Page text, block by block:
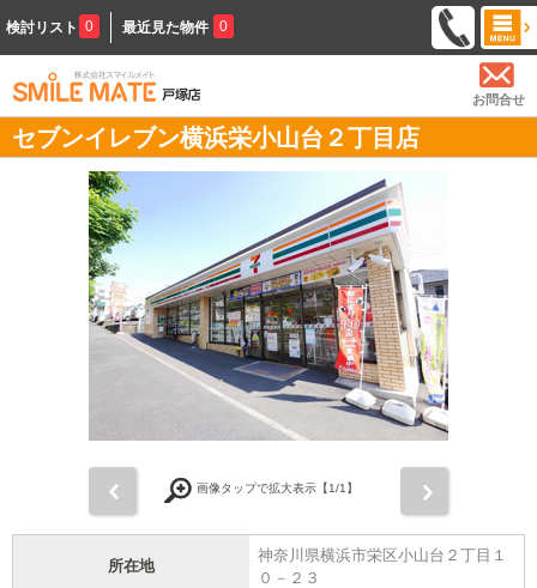
検討リスト 0 最近見た物件 0
お問合せ
セブンイレブン横浜栄小山台２丁目店
画像タップで拡大表示【1/1】
所在地
神奈川県横浜市栄区小山台２丁目１
０－２３